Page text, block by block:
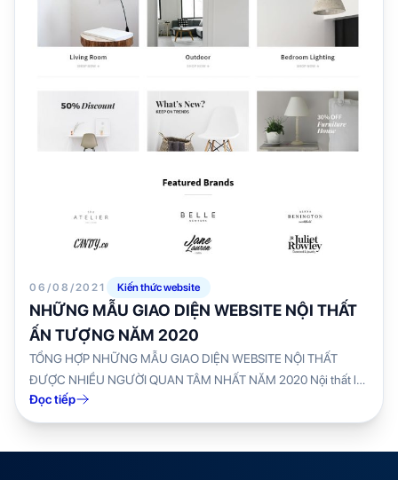
06/08/2021 Kiến thức website
NHỮNG MẪU GIAO DIỆN WEBSITE NỘI THẤT
ẤN TƯỢNG NĂM 2020
TỔNG HỢP NHỮNG MẪU GIAO DIỆN WEBSITE NỘI THẤT
ĐƯỢC NHIỀU NGƯỜI QUAN TÂM NHẤT NĂM 2020 Nội thất là
một ngành nghệ thuật...
Đọc tiếp